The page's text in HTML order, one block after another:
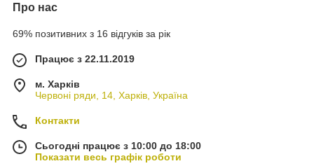
Про нас
69% позитивних з 16 відгуків за рік
Працює з 22.11.2019
м. Харків
Червоні ряди, 14, Харків, Україна
Контакти
Сьогодні працює з 10:00 до 18:00
Показати весь графік роботи